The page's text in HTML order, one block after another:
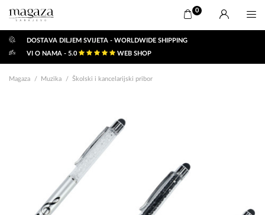
0
DOSTAVA DILJEM SVIJETA - WORLDWIDE SHIPPING
VI O NAMA - 5.0
WEB SHOP
Magaza Muzika Školski i kancelarijski pribor